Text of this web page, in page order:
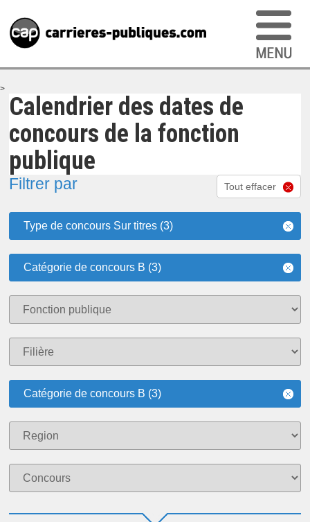
>
Calendrier des dates de
concours de la fonction
publique
Filtrer par Tout effacer
Type de concours Sur titres (3)
Catégorie de concours B (3)
Catégorie de concours B (3)